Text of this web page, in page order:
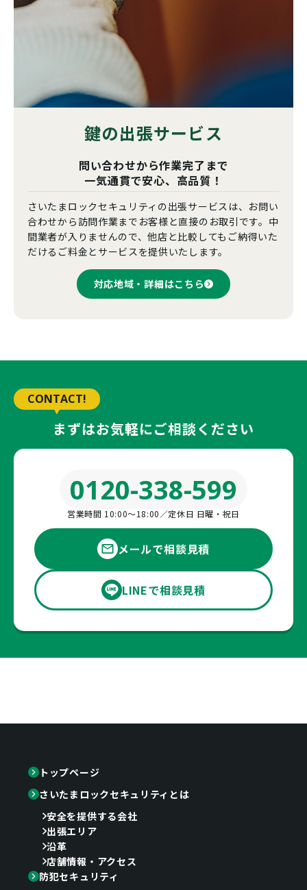
鍵の出張サービス
問い合わせから作業完了まで
一気通貫で安心、高品質！
さいたまロックセキュリティの出張サービスは、お問い
合わせから訪問作業までお客様と直接のお取引です。中
間業者が入りませんので、他店と比較してもご納得いた
だけるご料金とサービスを提供いたします。
対応地域・詳細はこちら
CONTACT!
まずはお気軽にご相談ください
0120-338-599
営業時間 10:00〜18:00／定休日 日曜・祝日
メールで相談見積
LINEで相談見積
トップページ
さいたまロックセキュリティとは
安全を提供する会社
出張エリア
沿革
店舗情報・アクセス
防犯セキュリティ